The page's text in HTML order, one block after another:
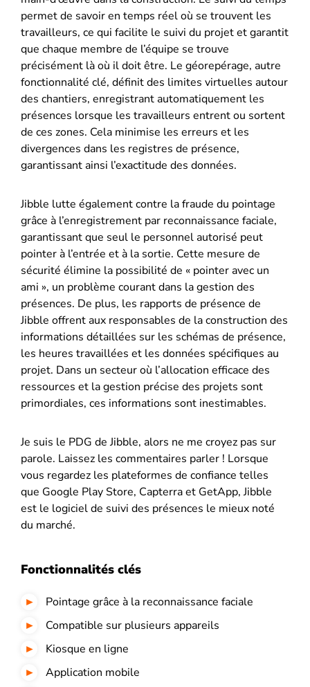
permet de savoir en temps réel où se trouvent les
travailleurs, ce qui facilite le suivi du projet et garantit
que chaque membre de l’équipe se trouve
précisément là où il doit être. Le géorepérage, autre
fonctionnalité clé, définit des limites virtuelles autour
des chantiers, enregistrant automatiquement les
présences lorsque les travailleurs entrent ou sortent
de ces zones. Cela minimise les erreurs et les
divergences dans les registres de présence,
garantissant ainsi l’exactitude des données.
Jibble lutte également contre la fraude du pointage
grâce à l’enregistrement par reconnaissance faciale,
garantissant que seul le personnel autorisé peut
pointer à l’entrée et à la sortie. Cette mesure de
sécurité élimine la possibilité de « pointer avec un
ami », un problème courant dans la gestion des
présences. De plus, les rapports de présence de
Jibble offrent aux responsables de la construction des
informations détaillées sur les schémas de présence,
les heures travaillées et les données spécifiques au
projet. Dans un secteur où l’allocation efficace des
ressources et la gestion précise des projets sont
primordiales, ces informations sont inestimables.
Je suis le PDG de Jibble, alors ne me croyez pas sur
parole. Laissez les commentaires parler ! Lorsque
vous regardez les plateformes de confiance telles
que Google Play Store, Capterra et GetApp, Jibble
est le logiciel de suivi des présences le mieux noté
du marché.
Fonctionnalités clés
Pointage grâce à la reconnaissance faciale
Compatible sur plusieurs appareils
Kiosque en ligne
Application mobile